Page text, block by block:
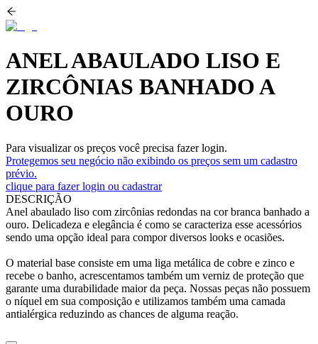
ANEL ABAULADO LISO E
ZIRCÔNIAS BANHADO A
OURO
Para visualizar os preços você precisa fazer login.
Protegemos seu negócio não exibindo os preços sem um cadastro
prévio.
clique para fazer login ou cadastrar
DESCRIÇÃO
Anel abaulado liso com zircônias redondas na cor branca banhado a
ouro. Delicadeza e elegância é como se caracteriza esse acessórios
sendo uma opção ideal para compor diversos looks e ocasiões.
O material base consiste em uma liga metálica de cobre e zinco e
recebe o banho, acrescentamos também um verniz de proteção que
garante uma durabilidade maior da peça. Nossas peças não possuem
o níquel em sua composição e utilizamos também uma camada
antialérgica reduzindo as chances de alguma reação.